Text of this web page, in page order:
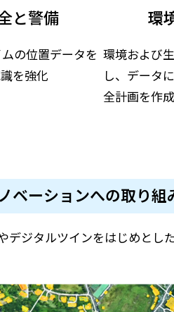
と警備
の位置データを
を強化
環
環境および
し、データ
全計画を作成
ベーションへの取り組
デジタルツインをはじめとし